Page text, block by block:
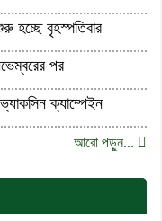
হচ্ছে বৃহস্পতিবার
পর
ক্যাম্পেইন
আরো পড়ুন...